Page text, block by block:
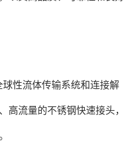
性流体传输系统和连接解
高流量的不锈钢快速接头，